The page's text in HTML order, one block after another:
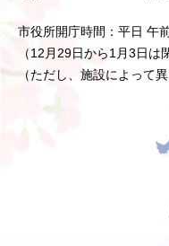
市役所開庁時間：平日 午
（12月29日から1月3日は
（ただし、施設によって